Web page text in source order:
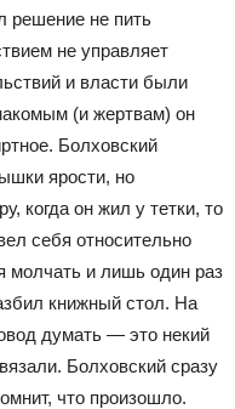
решение не пить
не управляет
и власти были
(и жертвам) он
Болховский
ярости, но
когда он жил у тетки, то
себя относительно
молчать и лишь один раз
книжный стол. На
думать — это некий
Болховский сразу
что произошло.